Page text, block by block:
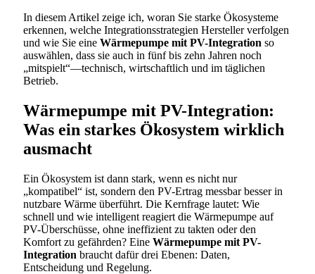
In diesem Artikel zeige ich, woran Sie starke Ökosysteme
erkennen, welche Integrationsstrategien Hersteller verfolgen
und wie Sie eine Wärmepumpe mit PV-Integration so
auswählen, dass sie auch in fünf bis zehn Jahren noch
„mitspielt“—technisch, wirtschaftlich und im täglichen
Betrieb.
Wärmepumpe mit PV-Integration:
Was ein starkes Ökosystem wirklich
ausmacht
Ein Ökosystem ist dann stark, wenn es nicht nur
„kompatibel“ ist, sondern den PV-Ertrag messbar besser in
nutzbare Wärme überführt. Die Kernfrage lautet: Wie
schnell und wie intelligent reagiert die Wärmepumpe auf
PV-Überschüsse, ohne ineffizient zu takten oder den
Komfort zu gefährden? Eine Wärmepumpe mit PV-
Integration braucht dafür drei Ebenen: Daten,
Entscheidung und Regelung.